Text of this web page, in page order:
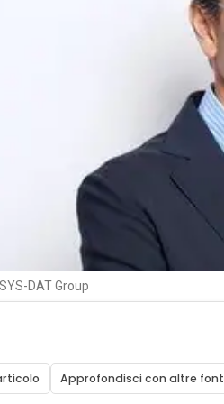
DAT Group
Approfondisci con altre